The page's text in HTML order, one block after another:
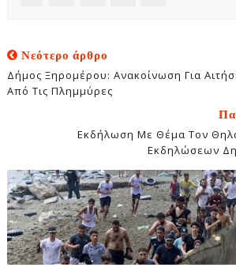
Νεότερο άρθρο
Δήμος Ξηρομέρου: Ανακοίνωση Για
Από Τις Πλημμύρες
Εκδήλωση Με Θέμα Τον
Εκδηλώσεων